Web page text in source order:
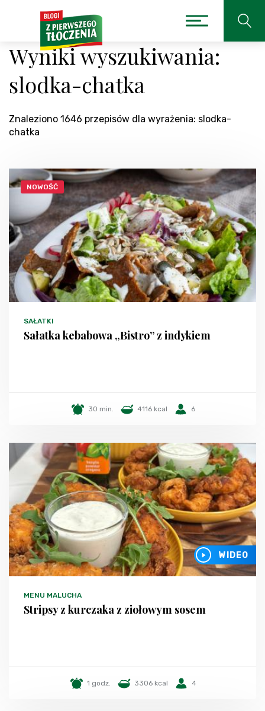
Wyniki wyszukiwania:
slodka-chatka
Znaleziono 1646 przepisów dla wyrażenia: slodka-
chatka
NOWOŚĆ
SAŁATKI
Sałatka kebabowa „Bistro” z indykiem
30 min. 4116 kcal 6
WIDEO
MENU MALUCHA
Stripsy z kurczaka z ziołowym sosem
1 godz. 3306 kcal 4